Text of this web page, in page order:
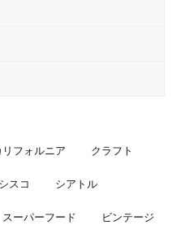
リフォルニア クラフト
スコ シアトル
スーパーフード ビンテージ